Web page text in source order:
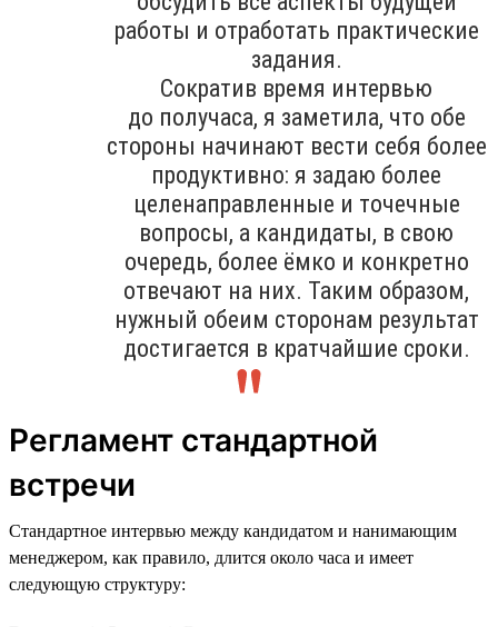
работы и отработать практические
задания.
Сократив время интервью
до получаса, я заметила, что обе
стороны начинают вести себя более
продуктивно: я задаю более
целенаправленные и точечные
вопросы, а кандидаты, в свою
очередь, более ёмко и конкретно
отвечают на них. Таким образом,
нужный обеим сторонам результат
достигается в кратчайшие сроки.
Регламент стандартной
встречи
Стандартное интервью между кандидатом и нанимающим
менеджером, как правило, длится около часа и имеет
следующую структуру: